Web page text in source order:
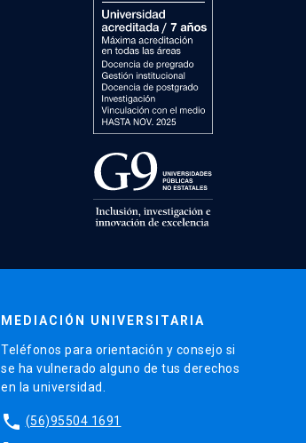
MEDIACIÓN UNIVERSITARIA
Teléfonos para orientación y consejo si
se ha vulnerado alguno de tus derechos
en la universidad.
phone (56)95504 1691